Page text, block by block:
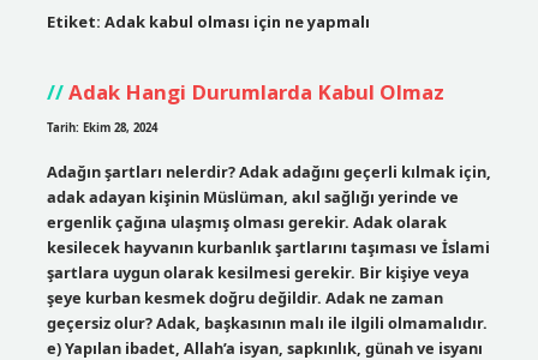
Etiket: Adak kabul olması için ne yapmalı
Adak Hangi Durumlarda Kabul Olmaz
Tarih: Ekim 28, 2024
Adağın şartları nelerdir? Adak adağını geçerli kılmak için,
adak adayan kişinin Müslüman, akıl sağlığı yerinde ve
ergenlik çağına ulaşmış olması gerekir. Adak olarak
kesilecek hayvanın kurbanlık şartlarını taşıması ve İslami
şartlara uygun olarak kesilmesi gerekir. Bir kişiye veya
şeye kurban kesmek doğru değildir. Adak ne zaman
geçersiz olur? Adak, başkasının malı ile ilgili olmamalıdır.
e) Yapılan ibadet, Allah’a isyan, sapkınlık, günah ve isyanı